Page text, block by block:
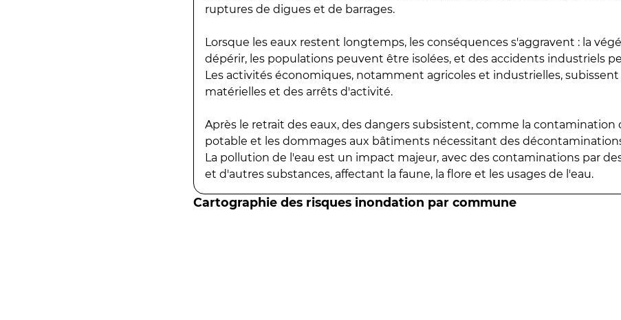
ruptures de digues et de barrages.
Lorsque les eaux restent longtemps, les conséquences s'aggravent : la
dépérir, les populations peuvent être isolées, et des accidents industriels
Les activités économiques, notamment agricoles et industrielles,
matérielles et des arrêts d'activité.
Après le retrait des eaux, des dangers subsistent, comme la contamination
potable et les dommages aux bâtiments nécessitant des
La pollution de l'eau est un impact majeur, avec des contaminations par
et d'autres substances, affectant la faune, la flore et les usages de l'eau.
Cartographie des risques inondation par commune